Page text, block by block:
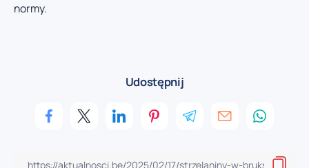
normy.
Udostępnij